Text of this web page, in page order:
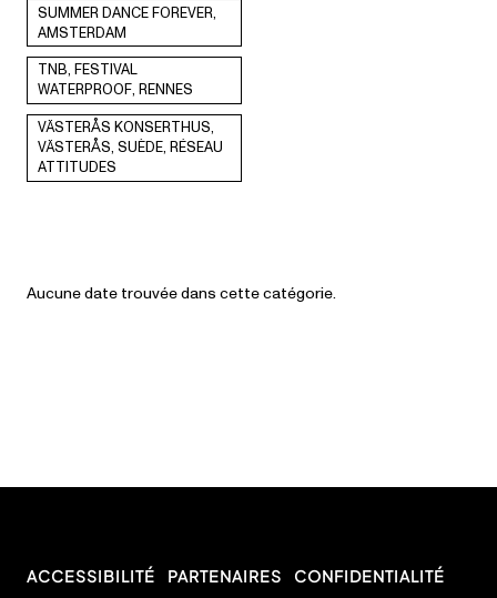
SUMMER DANCE FOREVER,
AMSTERDAM
TNB, FESTIVAL
WATERPROOF, RENNES
VÄSTERÅS KONSERTHUS,
VÄSTERÅS, SUÈDE, RÉSEAU
ATTITUDES
Aucune date trouvée dans cette catégorie.
ACCESSIBILITÉ PARTENAIRES
CONFIDENTIALITÉ